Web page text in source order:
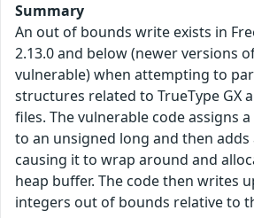
Summary
An out of bounds write exists in
2.13.0 and below (newer versions
vulnerable) when attempting to
structures related to TrueType GX
files. The vulnerable code assigns
to an unsigned long and then adds
causing it to wrap around and
heap buffer. The code then writes
integers out of bounds relative to